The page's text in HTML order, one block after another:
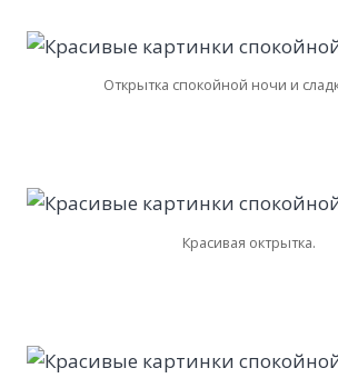
Открытка спокойной ночи и
Красивая октрытка.